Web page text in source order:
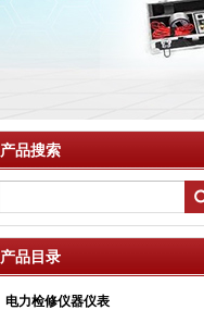
产品搜索
产品目录
电力检修仪器仪表